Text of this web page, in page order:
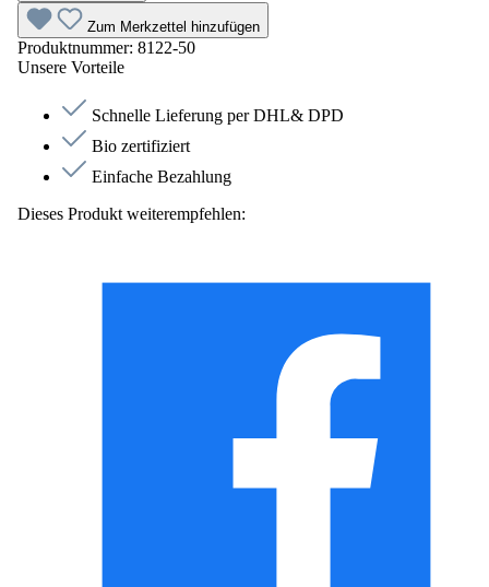
Zum Merkzettel hinzufügen
Produktnummer: 8122-50
Unsere Vorteile
Schnelle Lieferung per DHL& DPD
Bio zertifiziert
Einfache Bezahlung
Dieses Produkt weiterempfehlen: